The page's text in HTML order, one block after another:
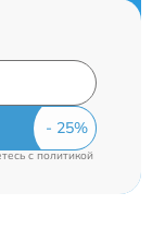
cполитикой